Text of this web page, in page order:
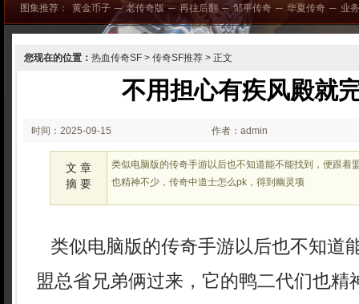
图集推荐：
黄金币子 ─ 老传奇版 ─ 再往后翻 ─ 邹平传奇 ─ 华夏传奇 ─ 业
您现在的位置： 热血传奇SF > 传奇SF推荐 > 正文
不用担心有疾风殿就
时间：2025-09-15
02:09
作者：admin
文 章
摘 要
类似电脑版的传奇手游以后也不知道能不能找到，便跟着
也精神不少，传奇中道士怎么pk，得到幽灵项
类似电脑版的传奇手游以后也不知道
盟总省兄弟俩过来，它的鸭二代们也精